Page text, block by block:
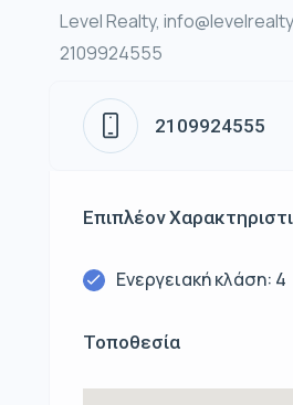
Level Realty,
2109924555
2109924555
Επιπλέον
Ενεργειακή κλάση: 4
Τοποθεσία